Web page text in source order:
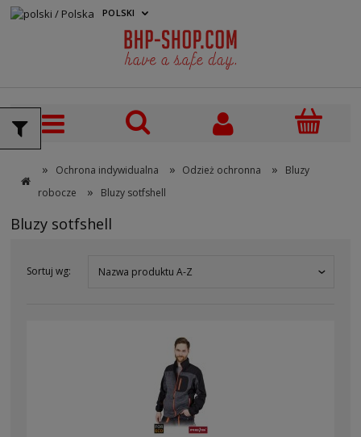
» Ochrona indywidualna » Odzież ochronna »
Bluzy
robocze
» Bluzy sotfshell
POLSKI
Bluzy sotfshell
Sortuj wg: Nazwa produktu A-Z